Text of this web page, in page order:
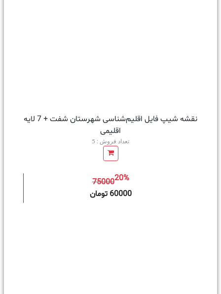
نقشه شیپ‌ فایل اقلیم‌شناسی شهرستان شفت + 7 لایه
اقلیمی
تعداد فروش : 5
7500020%
60000 تومان